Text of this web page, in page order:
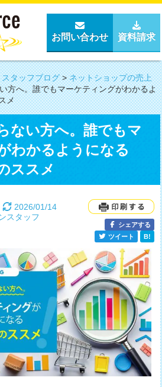
お問い合わせ 資料請求
タッフブログ>ネットショップの売上
方へ。誰でもマーケティングがわかるよ
メ
ない方へ。誰でもマ
わかるようになる
ススメ
2026/01/14
スタッフ
シェアする
ツイート
B!